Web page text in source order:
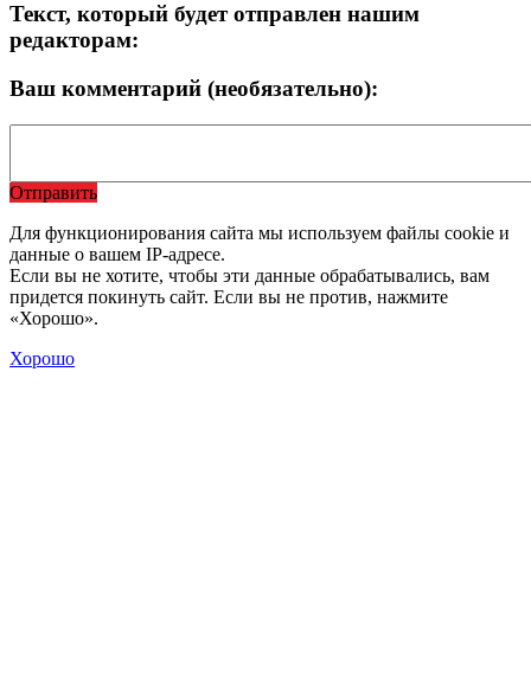
Текст, который будет отправлен нашим
редакторам:
Ваш комментарий (необязательно):
Отправить
Для функционирования сайта мы используем файлы cookie и
данные о вашем IP-адресе.
Если вы не хотите, чтобы эти данные обрабатывались, вам
придется покинуть сайт. Если вы не против, нажмите
«Хорошо».
Хорошо